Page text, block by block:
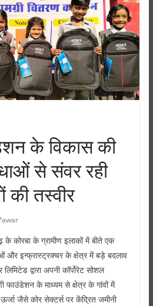
के विकास की
से संवर रही
की तस्वीर
के कोरबा के ग्रामीण इलाकों में बीते एक
और इन्फ्रास्ट्रक्चर के क्षेत्र में बड़े बदलाव
द्वारा अपनी कॉर्पोरेट सोशल
फाउंडेशन के माध्यम से क्षेत्र के गांवों में
जैसे कोर सेक्टर्स पर केंद्रित जमीनी